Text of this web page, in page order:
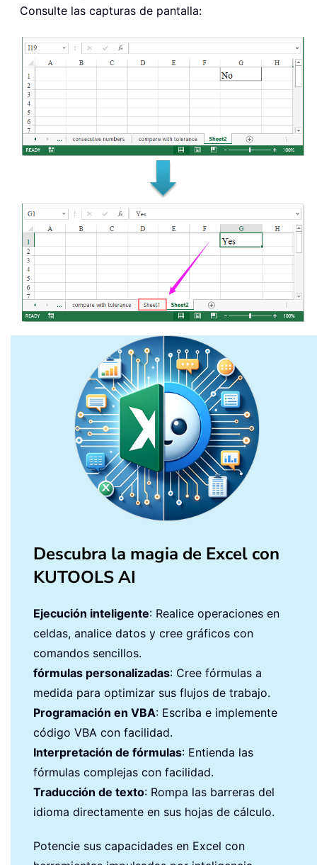
Consulte las capturas de pantalla:
Descubra la magia de Excel con
KUTOOLS AI
Ejecución inteligente: Realice operaciones en
celdas, analice datos y cree gráficos con
comandos sencillos.
fórmulas personalizadas: Cree fórmulas a
medida para optimizar sus flujos de trabajo.
Programación en VBA: Escriba e implemente
código VBA con facilidad.
Interpretación de fórmulas: Entienda las
fórmulas complejas con facilidad.
Traducción de texto: Rompa las barreras del
idioma directamente en sus hojas de cálculo.
Potencie sus capacidades en Excel con